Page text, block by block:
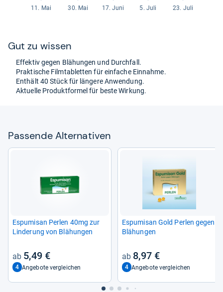
Gut zu wis­sen
Effek­tiv gegen Blä­hun­gen und Durch­fall.
Prak­ti­sche Film­ta­blet­ten für ein­fa­che Ein­nahme.
Ent­hält 40 Stück für län­gere Anwen­dung.
Aktu­elle Pro­dukt­for­mel für beste Wir­kung.
Pas­sende Alter­na­ti­ven
Espu­misan Per­len 40mg zur
Lin­de­rung von Blä­hun­gen
5,49 €
4 Angebote vergleichen
Espu­misan Gold Per­len gegen
Blä­hun­gen
8,97 €
4 Angebote vergleichen